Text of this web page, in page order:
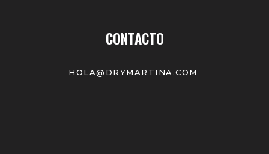
CONTACTO
HOLA@DRYMARTINA.COM